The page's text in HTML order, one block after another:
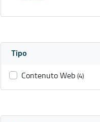
Tipo
Contenuto Web (4)